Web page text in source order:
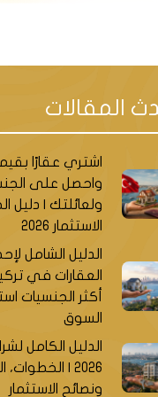
مضيق
تاريخية
العديد أيضاً
عن 2000 متجر مُتنوّع، وذلك
عليه من
المميزة.
وأيضاً
المقالات
واحصل على
ولعائلتك | دليل
الاستثمار 2026
الدليل الشامل
أكثر الجنسيات
السوق
الدليل الكامل
2026 |
ونصائح الاستثمار